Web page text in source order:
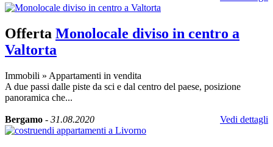
Offerta Monolocale diviso in centro a
Valtorta
Immobili » Appartamenti in vendita
A due passi dalle piste da sci e dal centro del paese, posizione
panoramica che...
Bergamo - 31.08.2020 Vedi dettagli